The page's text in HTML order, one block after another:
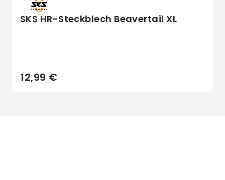
SKS HR-Steckblech Beavertail XL
12,99 €